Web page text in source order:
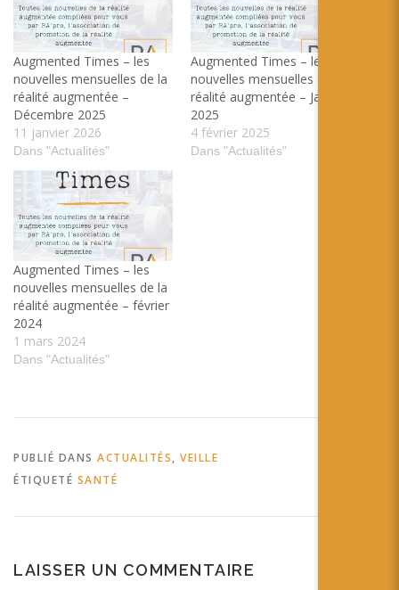
Augmented Times – les
nouvelles mensuelles de la
réalité augmentée –
Décembre 2025
11 janvier 2026
Dans "Actualités"
Augmented Times – les
nouvelles mensuelles de la
réalité augmentée – Janvier
2025
4 février 2025
Dans "Actualités"
Augmented Times – les
nouvelles mensuelles de la
réalité augmentée – février
2024
1 mars 2024
Dans "Actualités"
PUBLIÉ DANS ACTUALITÉS, VEILLE
ÉTIQUETÉ SANTÉ
LAISSER UN COMMENTAIRE